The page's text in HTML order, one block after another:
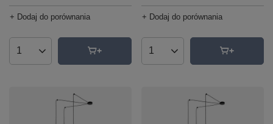
+ Dodaj do porównania
Ilość produktów
+ Dodaj do porównania
Ilość produktów